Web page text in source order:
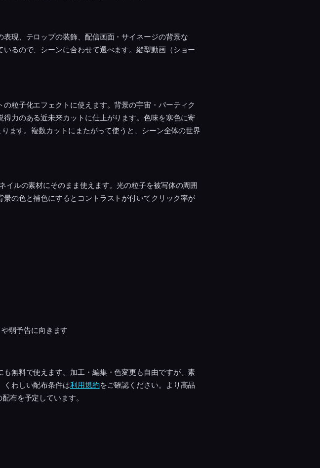
現、テロップの装飾、配信画面・サイネージの背景な
るので、シーンに合わせて選べます。縦型動画（ショー
粒子化エフェクトに使えます。背景の宇宙・パーティク
力のある近未来カットに仕上がります。色味を寒色に寄
ます。複数カットにまたがって使うと、シーン全体の世界
イルの素材にそのまま使えます。光の粒子を被写体の周囲
の色と補色にするとコントラストが付いてクリック率が
弱予告に向きます
無料で使えます。加工・編集・色変更も自由ですが、素
くわしい配布条件は利用規約をご確認ください。より高品
布を予定しています。